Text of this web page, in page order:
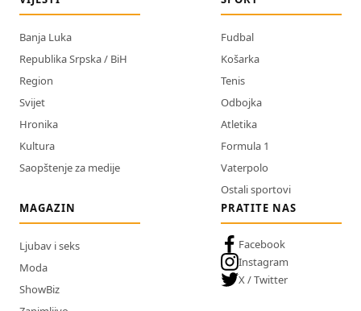
Banja Luka
Republika Srpska / BiH
Region
Svijet
Hronika
Kultura
Saopštenje za medije
Fudbal
Košarka
Tenis
Odbojka
Atletika
Formula 1
Vaterpolo
Ostali sportovi
MAGAZIN
Ljubav i seks
Moda
ShowBiz
PRATITE NAS
Facebook
Instagram
X / Twitter